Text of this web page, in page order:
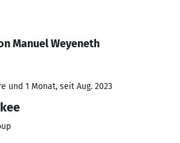
Manuel Weyeneth
und 1 Monat, seit Aug. 2023